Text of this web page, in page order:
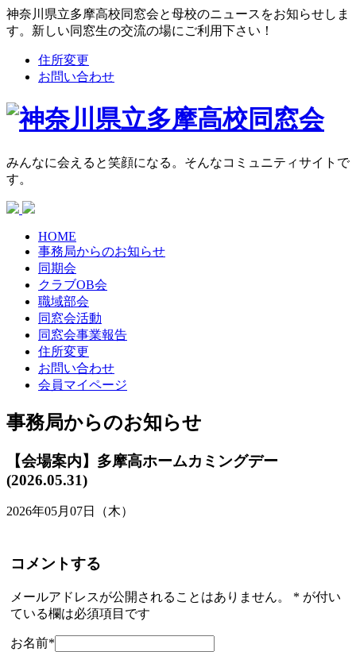
神奈川県立多摩高校同窓会と母校のニュースをお知らせしま
す。新しい同窓生の交流の場にご利用下さい！
住所変更
お問い合わせ
みんなに会えると笑顔になる。そんなコミュニティサイトで
す。
HOME
事務局からのお知らせ
同期会
クラブOB会
職域部会
同窓会活動
同窓会事業報告
住所変更
お問い合わせ
会員マイページ
事務局からのお知らせ
【会場案内】多摩高ホームカミングデー
(2026.05.31)
2026年05月07日（木）
コメントする
メールアドレスが公開されることはありません。 * が付い
ている欄は必須項目です
お名前*